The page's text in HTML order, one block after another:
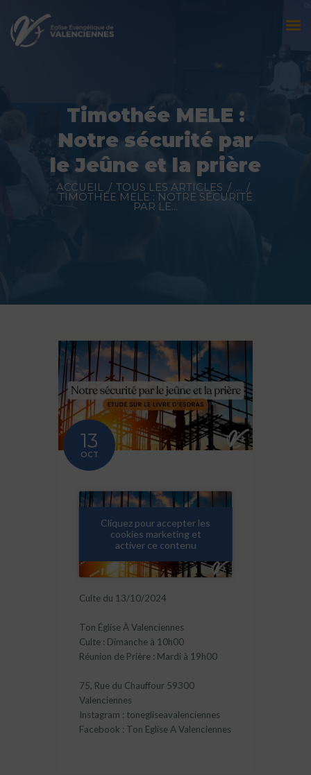
Timothée MELE :
Notre sécurité par
le Jeûne et la prière
ACCUEIL TOUS LES ARTICLES ...
TIMOTHÉE MELE : NOTRE SÉCURITÉ
PAR LE...
Évènements
Prédications
Nous contacter
13
OCT
Cliquez pour accepter les
cookies marketing et
activer ce contenu
Culte du 13/10/2024
Ton Église À Valenciennes
Culte : Dimanche à 10h00
Réunion de Prière : Mardi à 19h00
75, Rue du Chauffour 59300
Valenciennes
Instagram : tonegliseavalenciennes
Facebook : Ton Eglise A Valenciennes